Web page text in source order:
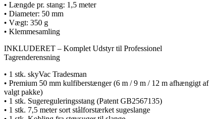
• Længde pr. stang: 1,5 meter
• Diameter: 50 mm
• Vægt: 350 g
• Klemmesamling
INKLUDERET – Komplet Udstyr til Professionel
Tagrenderensning
• 1 stk. skyVac Tradesman
• Premium 50 mm kulfiberstænger (6 m / 9 m / 12 m afhængigt af
valgt pakke)
• 1 stk. Sugereguleringsstang (Patent GB2567135)
• 1 stk. 7,5 meter sort stålforstærket sugeslange